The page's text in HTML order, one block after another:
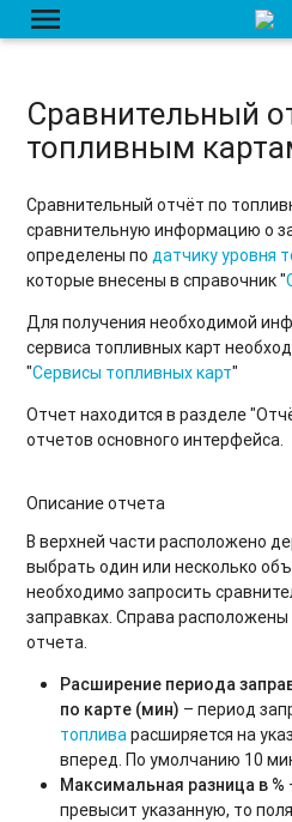
menu
Отчет по весам
Отчёт по состоянию
Расширенный отчёт по
Отчёт по качеству связи
Отчёт по работе системы
Отчёт по работе оборудования
Отчет по параметрам объектов
Отчет по группе счетов
Сравнительный
топливным
Сравнительный отчёт по
сравнительную информацию о
определены податчику уровня
которые внесены в справочник "
Для получения необходимой
сервиса топливных карт
"Сервисы топливных карт"
Отчет находится в разделе
отчетов основного интерфейса.
Описание отчета
В верхней части расположено
выбрать один или несколько
необходимо запросить
заправках. Справа
отчета.
Расширение периода
по карте (мин) – период
топливарасширяется на
вперед. По умолчанию 10
Максимальная разница в %
превысит указанную, то